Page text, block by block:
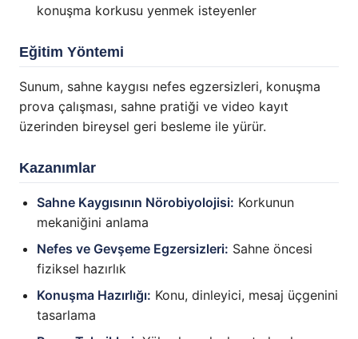
konuşma korkusu yenmek isteyenler
Eğitim Yöntemi
Sunum, sahne kaygısı nefes egzersizleri, konuşma
prova çalışması, sahne pratiği ve video kayıt
üzerinden bireysel geri besleme ile yürür.
Kazanımlar
Sahne Kaygısının Nörobiyolojisi: Korkunun
mekaniğini anlama
Nefes ve Gevşeme Egzersizleri: Sahne öncesi
fiziksel hazırlık
Konuşma Hazırlığı: Konu, dinleyici, mesaj üçgenini
tasarlama